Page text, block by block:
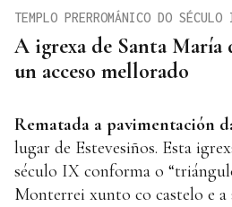
A igrexa de Santa María
un acceso mellorado
TEMPLO PRERROMÁNICO DO SÉCULO
Rematada a pavimentación
lugar de Estevesiños. Esta
século IX conforma o
Monterrei xunto co castelo e a